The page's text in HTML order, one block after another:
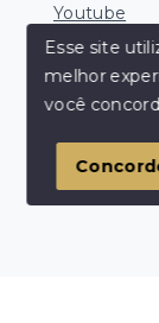
Youtube
© Copyright
SITE PARA IMOBILIARIA
Esse site
melhor
você